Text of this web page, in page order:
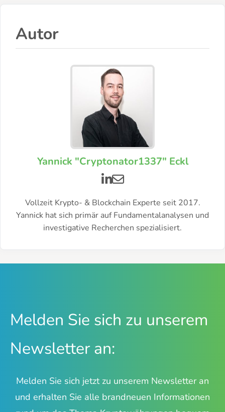
Autor
Yannick "Cryptonator1337" Eckl
Vollzeit Krypto- & Blockchain Experte seit 2017.
Yannick hat sich primär auf Fundamentalanalysen und
investigative Recherchen spezialisiert.
Melden Sie sich zu unserem
Newsletter an:
Melden Sie sich jetzt zu unserem Newsletter an
und erhalten Sie alle brandneuen Informationen